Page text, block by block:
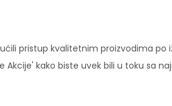
pristup kvalitetnim proizvodima
kako biste uvek bili u toku sa